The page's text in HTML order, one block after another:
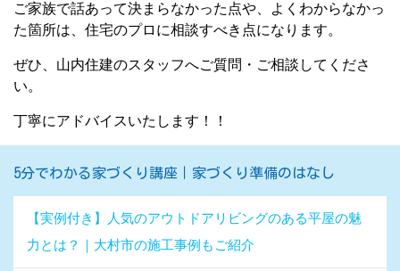
ご家族で話あって決まらなかった点や、よくわからなかっ
た箇所は、住宅のプロに相談すべき点になります。
ぜひ、山内住建のスタッフへご質問・ご相談してくださ
い。
丁寧にアドバイスいたします！！
5分でわかる家づくり講座｜家づくり準備のはなし
【実例付き】人気のアウトドアリビングのある平屋の魅
力とは？｜大村市の施工事例もご紹介